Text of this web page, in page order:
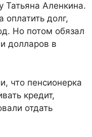
Татьяна Аленкина.
долг,
Но потом обязал
долларов в
что пенсионерка
кредит,
отдать